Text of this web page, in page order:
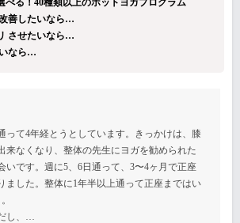
善したいなら…
させたいなら…
なら…
って4年経とうとしています。きっかけは、膝
来なくなり、整体の先生にヨガを勧められた
いです。週に5、6日通って、3〜4ヶ月で正座
ました。整体に1年半以上通って正座まではい
し、…